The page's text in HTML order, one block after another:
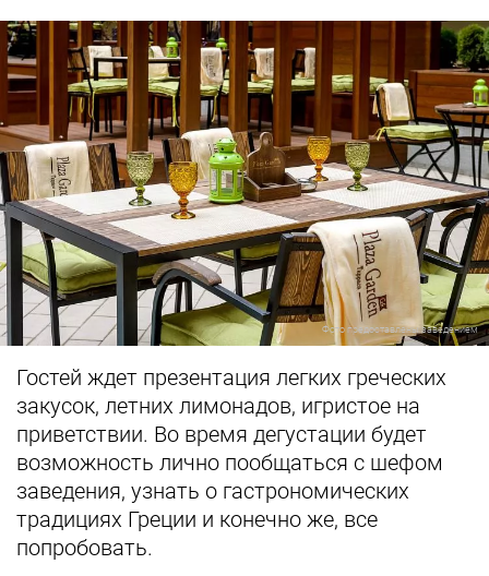
Фото предоставлены заведением
Гостей ждет презентация легких греческих
закусок, летних лимонадов, игристое на
приветствии. Во время дегустации будет
возможность лично пообщаться с шефом
заведения, узнать о гастрономических
традициях Греции и конечно же, все
попробовать.